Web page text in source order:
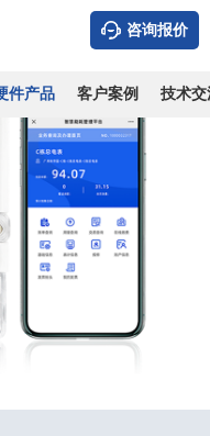
咨询报价
件产品 客户案例 技术交